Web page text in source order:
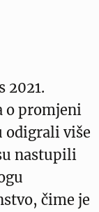
2021.
o promjeni
odigrali više
nastupili
čime je